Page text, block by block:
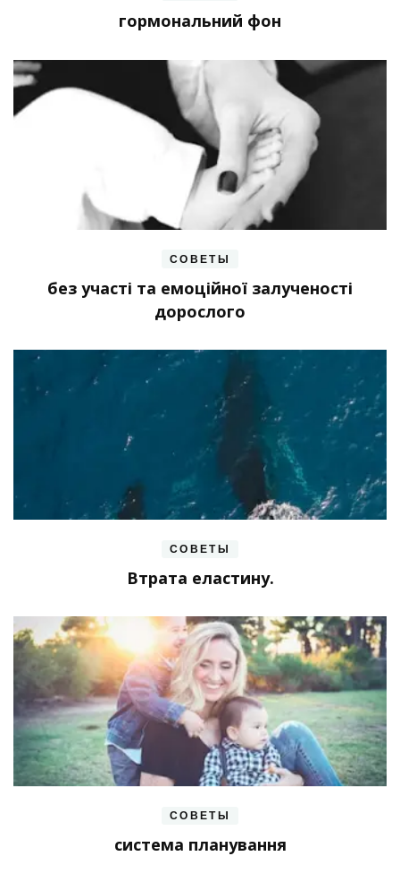
гормональний фон
СОВЕТЫ
без участі та емоційної залученості
дорослого
СОВЕТЫ
Втрата еластину.
СОВЕТЫ
система планування